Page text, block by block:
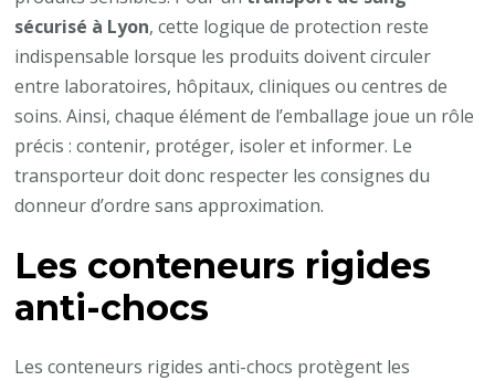
sécurisé à Lyon, cette logique de protection reste
indispensable lorsque les produits doivent circuler
entre laboratoires, hôpitaux, cliniques ou centres de
soins. Ainsi, chaque élément de l’emballage joue un rôle
précis : contenir, protéger, isoler et informer. Le
transporteur doit donc respecter les consignes du
donneur d’ordre sans approximation.
Les conteneurs rigides
anti-chocs
Les conteneurs rigides anti-chocs protègent les